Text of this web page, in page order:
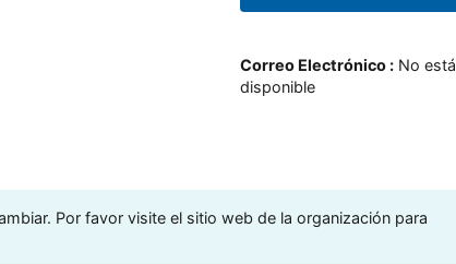
Correo Electrónico: No está
disponible
Por favor visite el sitio web de la organización para